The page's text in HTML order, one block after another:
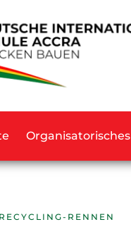
Organisatorisches
RENNEN